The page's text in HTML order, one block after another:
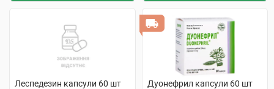
Леспедезин капсули 60 шт Дуонефрил капсули 60 шт